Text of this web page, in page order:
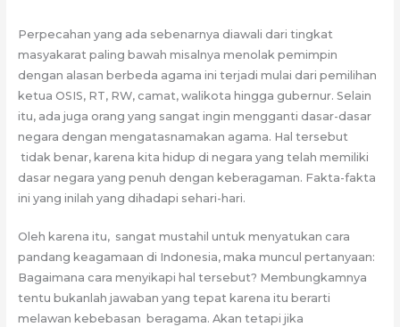
Perpecahan yang ada sebenarnya diawali dari tingkat
masyakarat paling bawah misalnya menolak pemimpin
dengan alasan berbeda agama ini terjadi mulai dari pemilihan
ketua OSIS, RT, RW, camat, walikota hingga gubernur. Selain
itu, ada juga orang yang sangat ingin mengganti dasar-dasar
negara dengan mengatasnamakan agama. Hal tersebut
tidak benar, karena kita hidup di negara yang telah memiliki
dasar negara yang penuh dengan keberagaman. Fakta-fakta
ini yang inilah yang dihadapi sehari-hari.
Oleh karena itu, sangat mustahil untuk menyatukan cara
pandang keagamaan di Indonesia, maka muncul pertanyaan:
Bagaimana cara menyikapi hal tersebut? Membungkamnya
tentu bukanlah jawaban yang tepat karena itu berarti
melawan kebebasan beragama. Akan tetapi jika